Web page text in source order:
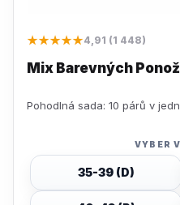
★★★★★4,91 (1 448)
Mix Barevných
Pohodlná sada: 10 párů v
VYBER
35-39 (D)